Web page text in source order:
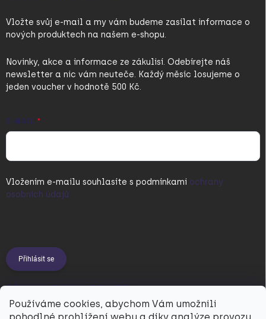
Používáme cookies, abychom Vám umožnili
Vložte svůj e-mail a my vám budeme zasílat informace o
nových produktech na našem e-shopu.
Novinky, akce a informace ze zákulisí. Odebírejte náš
newsletter a nic vám neuteče. Každý měsíc losujeme o
jeden voucher v hodnotě 500 Kč.
E-MAIL
Vložením e-mailu souhlasíte s podmínkami ochrany
osobních údajů
Přihlásit se
PŘIJÍMÁME ONLINE PLATBY